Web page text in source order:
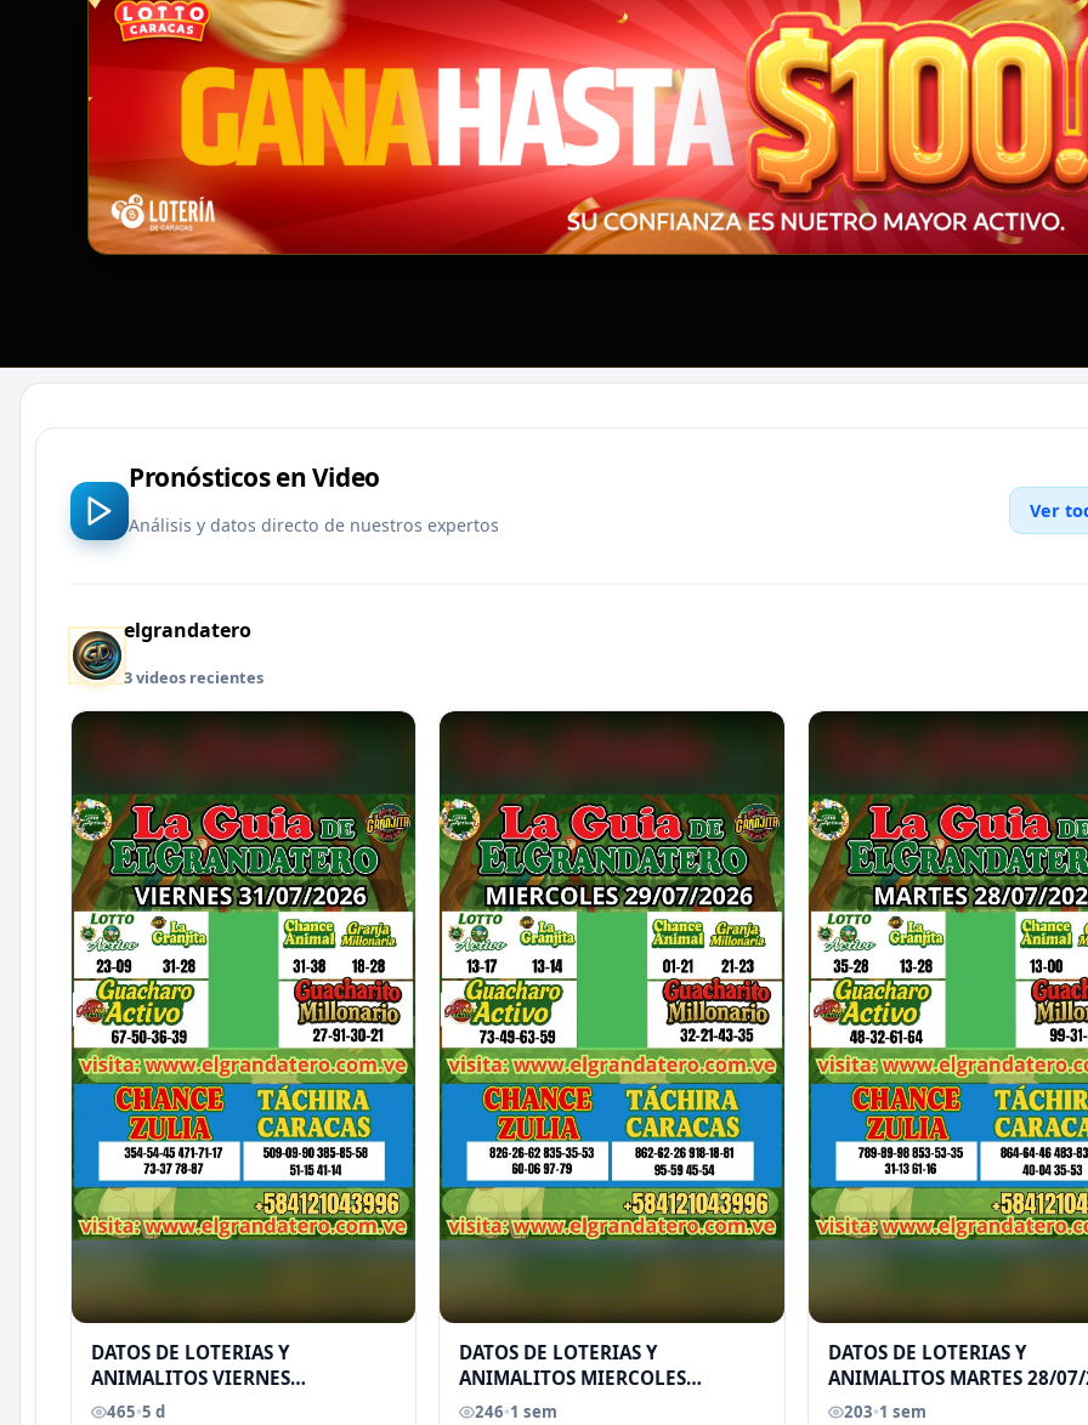
Pronósticos en Video
Análisis y datos directo de nuestros expertos
Ver
elgrandatero
3 videos recientes
DATOS DE LOTERIAS Y
ANIMALITOS VIERNES
31/07/2026
465•5 d
DATOS DE LOTERIAS Y
ANIMALITOS MIERCOLES
29/07/2026 ELGRANDATERO JOSE
246•1 sem
DATOS DE LOTERIAS Y
ANIMALITOS MARTES 28/07/
ELGRANDATERO JOSE EREU
203•1 sem